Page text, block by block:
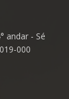
andar - Sé
000